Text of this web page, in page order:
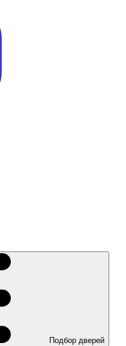
Подбор дверей